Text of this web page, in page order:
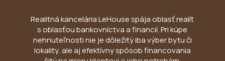
Realitná kancelária LeHouse spája oblasť realít
s oblasťou bankovníctva a financií. Pri kúpe
nehnuteľnosti nie je dôležitý iba výber bytu či
lokality, ale aj efektívny spôsob financovania